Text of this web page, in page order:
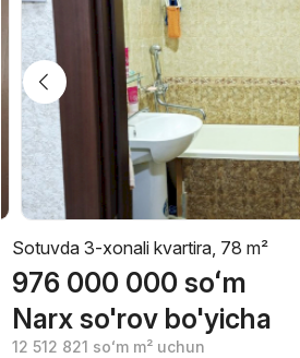
Sotuvda 3-xonali kvartira, 78 m²
976 000 000 soʻm
Narx so'rov bo'yicha
12 512 821 soʻmm² uchun